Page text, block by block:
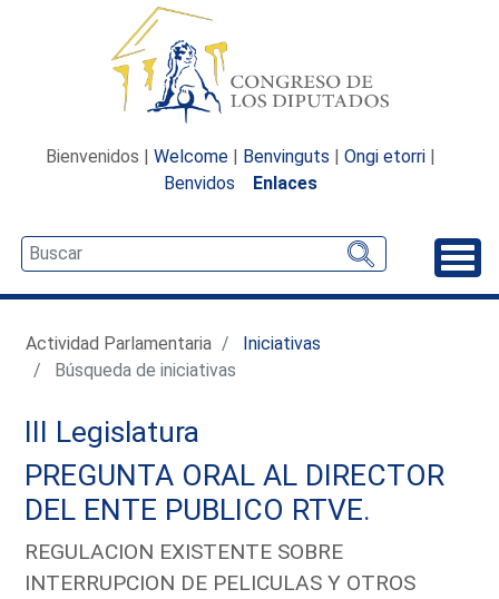
Bienvenidos | Welcome | Benvinguts | Ongi etorri |
Benvidos
Enlaces
Actividad Parlamentaria
Iniciativas
Búsqueda de iniciativas
III Legislatura
PREGUNTA ORAL AL DIRECTOR
DEL ENTE PUBLICO RTVE.
REGULACION EXISTENTE SOBRE
INTERRUPCION DE PELICULAS Y OTROS